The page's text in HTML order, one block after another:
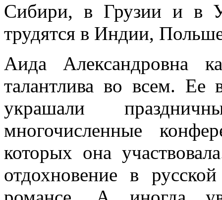
Сибири, в Грузии и в
трудятся в Индии,
Аида Александровна
талантлива во всем. Ее
украшали
многочисленные
которых она
отдохновение в